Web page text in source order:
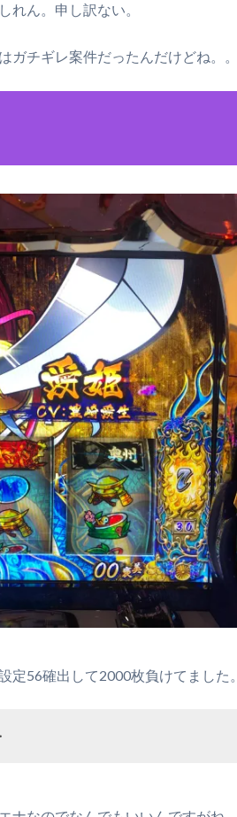
れん。申し訳ない。
ガチギレ案件だったんだけどね。。
56確出して2000枚負けてました。